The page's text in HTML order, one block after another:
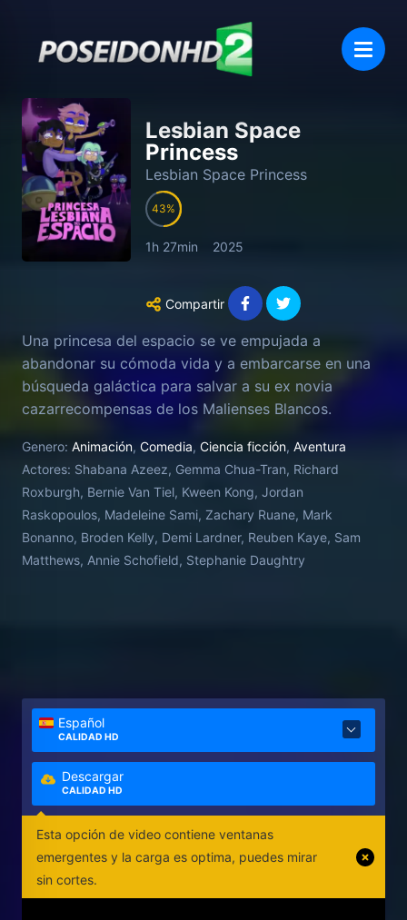
Lesbian Space
Princess
Lesbian Space Princess
43
1h 27min 2025
Compartir
Una princesa del espacio se ve empujada a
abandonar su cómoda vida y a embarcarse en una
búsqueda galáctica para salvar a su ex novia
cazarrecompensas de los Malienses Blancos.
600.000$, fue seleccionada para su estreno en el
Festival de Berlín en 2025.
Genero: Animación, Comedia, Ciencia ficción, Aventura
Actores: Shabana Azeez, Gemma Chua-Tran, Richard
Roxburgh, Bernie Van Tiel, Kween Kong, Jordan
Raskopoulos, Madeleine Sami, Zachary Ruane, Mark
Bonanno, Broden Kelly, Demi Lardner, Reuben Kaye, Sam
Matthews, Annie Schofield, Stephanie Daughtry
Español
CALIDAD HD
Descargar
CALIDAD HD
Esta opción de video contiene ventanas
emergentes y la carga es optima, puedes mirar
sin cortes.